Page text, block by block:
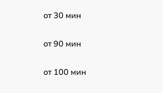
от 30 мин
от 90 мин
от 100 мин